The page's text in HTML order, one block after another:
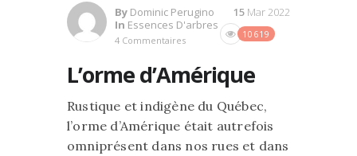
By Dominic Perugino
In Essences D'arbres
4 Commentaires
10619
15 Mar 2022
L’orme d’Amérique
Rustique et indigène du Québec,
l’orme d’Amérique était autrefois
omniprésent dans nos rues et dans